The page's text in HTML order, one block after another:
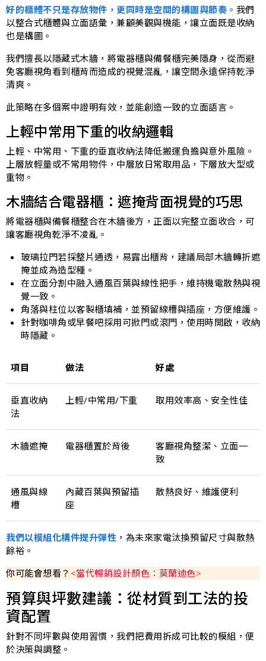
好的櫃體不只是存放物件，更同時是空間的構圖與節奏。 我們
以整合式櫃體與立面語彙，兼顧美觀與機能，讓立面既是收納
也是構圖。
我們擅長以隱藏式木牆，將電器櫃與備餐櫃完美隱身，從而避
免客廳視角看到櫃背而造成的視覺混亂，讓空間永遠保持乾淨
清爽。
此策略在多個案中證明有效，並能創造一致的立面語言。
上輕中常用下重的收納邏輯
上輕、中常用、下重的垂直收納法降低搬運負擔與意外風險。
上層放輕量或不常用物件，中層放日常取用品，下層放大型或
重物。
木牆結合電器櫃：遮掩背面視覺的巧思
將電器櫃與備餐櫃整合在木牆後方，正面以完整立面收合，可
讓客廳視角乾淨不凌亂。
玻璃拉門若採整片通透，易露出櫃背，建議局部木牆轉折遮
掩並成為造型種。
在立面分割中融入通風百葉與線性把手，維持機電散熱與視
覺一致。
角落與柱位以客製櫃填補，並預留線槽與插座，方便維護。
針對咖啡角或早餐吧採用可掀門或滾門，使用時開啟，收納
時隱藏。
項目 做法 好處
垂直收納
法
上輕/中常用/下重 取用效率高、安全性佳
木牆遮掩 電器櫃置於背後
客廳視角整潔、立面一
致
通風與線
槽
內藏百葉與預留插
座
散熱良好、維護便利
我們以模組化構件提升彈性 ，為未來家電汰換預留尺寸與散熱
餘裕。
你可能會想看？ <當代暢銷設計顏色：莫蘭迪色>
預算與坪數建議：從材質到工法的投
資配置
針對不同坪數與使用習慣，我們把費用拆成可比較的模組，便
於決策與調整。